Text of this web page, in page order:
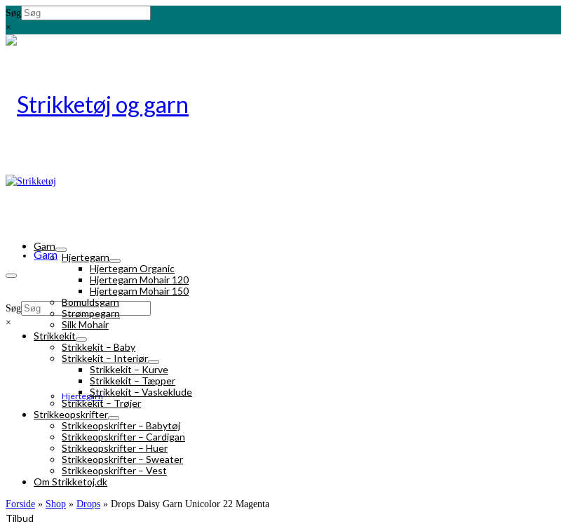
Søg
×
Garn
Hjertegarn
Søg
×
Garn
Hjertegarn
Hjertegarn Organic
Hjertegarn Mohair 120
Hjertegarn Mohair 150
Bomuldsgarn
Strømpegarn
Silk Mohair
Strikkekit
Strikkekit – Baby
Strikkekit – Interiør
Strikkekit – Kurve
Strikkekit – Tæpper
Strikkekit – Vaskeklude
Strikkekit – Trøjer
Strikkeopskrifter
Strikkeopskrifter – Babytøj
Strikkeopskrifter – Cardigan
Strikkeopskrifter – Huer
Strikkeopskrifter – Sweater
Strikkeopskrifter – Vest
Om Strikketoj.dk
Forside » Shop » Drops » Drops Daisy Garn Unicolor 22 Magenta
Tilbud